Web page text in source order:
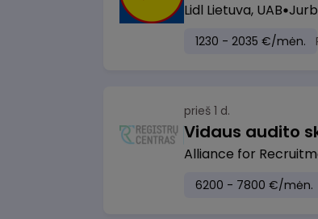
Lidl Lietuva, UAB
1230 - 2035 €/mėn.
prieš 1 d.
Vidaus audito
Alliance for
6200 - 7800 €/mėn.